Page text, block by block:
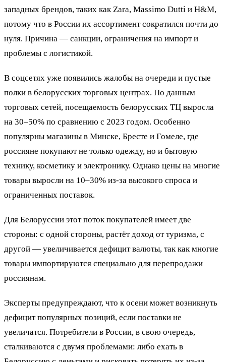
западных брендов, таких как Zara, Massimo Dutti и H&M,
потому что в России их ассортимент сократился почти до
нуля. Причина — санкции, ограничения на импорт и
проблемы с логистикой.
В соцсетях уже появились жалобы на очереди и пустые
полки в белорусских торговых центрах. По данным
торговых сетей, посещаемость белорусских ТЦ выросла
на 30–50% по сравнению с 2023 годом. Особенно
популярны магазины в Минске, Бресте и Гомеле, где
россияне покупают не только одежду, но и бытовую
технику, косметику и электронику. Однако цены на многие
товары выросли на 10–30% из-за высокого спроса и
ограниченных поставок.
Для Белоруссии этот поток покупателей имеет две
стороны: с одной стороны, растёт доход от туризма, с
другой — увеличивается дефицит валюты, так как многие
товары импортируются специально для перепродажи
россиянам.
Эксперты предупреждают, что к осени может возникнуть
дефицит популярных позиций, если поставки не
увеличатся. Потребители в России, в свою очередь,
сталкиваются с двумя проблемами: либо ехать в